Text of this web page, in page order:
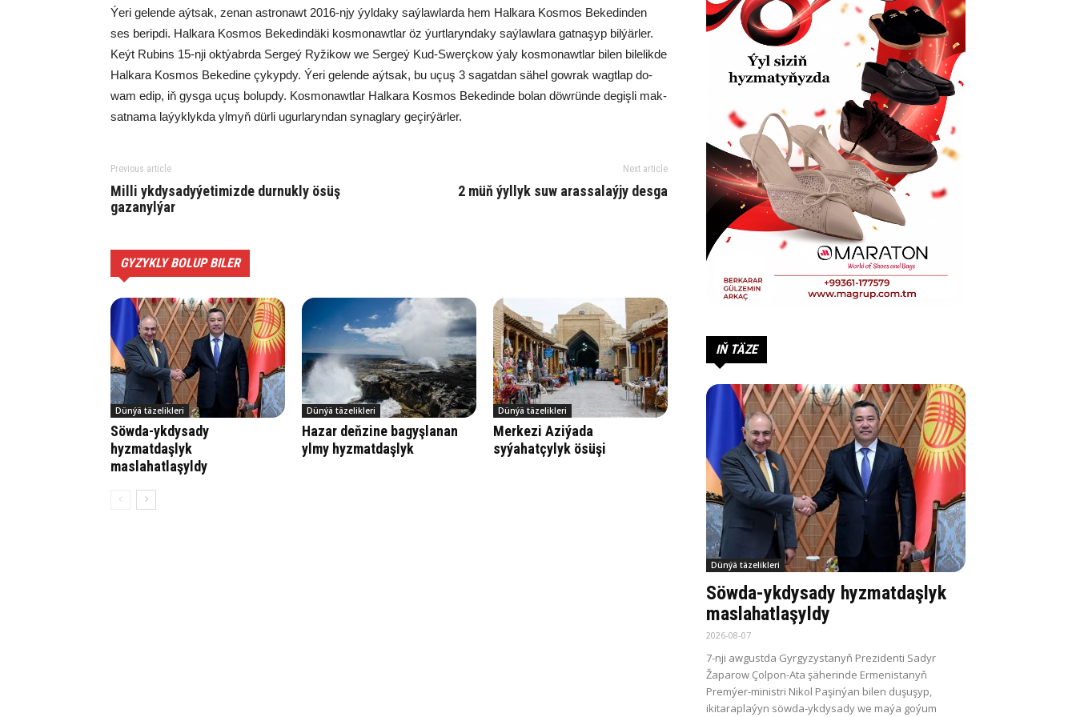
Ýe­ri ge­len­de aýt­sak, ze­nan ast­ro­nawt 2016-njy ýyl­da­ky saý­law­lar­da hem Hal­ka­ra Kos­mos Be­ke­din­den
ses be­rip­di. Hal­ka­ra Kos­mos Be­ke­din­dä­ki kos­mo­nawt­lar öz ýurt­la­ryn­da­ky saý­law­la­ra gat­na­şyp bil­ýär­ler.
Keýt Ru­bins 15-nji okt­ýabr­da Ser­geý Ry­ži­kow we Ser­geý Kud-Swerç­kow ýa­ly kos­mo­nawt­lar bi­len bi­le­lik­de
Hal­ka­ra Kos­mos Be­ke­di­ne çy­kyp­dy­. Ýe­ri ge­len­de aýt­sak, bu uçuş 3 sa­gat­dan sä­hel gow­rak wagt­lap do­
wam edip, iň gys­ga uçuş bo­lup­dy. Kos­mo­nawt­lar Hal­ka­ra Kos­mos Be­ke­din­de bo­lan döw­rün­de de­giş­li mak­
sat­na­ma la­ýyk­lyk­da yl­myň dür­li ugur­la­ryn­dan sy­nag­la­ry ge­çir­ýär­ler.
Previous article
Milli ykdysadyýetimizde durnukly ösüş
gazanylýar
Next article
2 müň ýyl­lyk suw aras­sa­laý­jy des­ga
GYZYKLY BOLUP BILER
Dünýä täzelikleri
Söwda-ykdysady
hyzmatdaşlyk
maslahatlaşyldy
Dünýä täzelikleri
Hazar deňzine bagyşlanan
ylmy hyzmatdaşlyk
Dünýä täzelikleri
Merkezi Aziýada
syýahatçylyk ösüşi
IŇ TÄZE
Dünýä täzelikleri
Söwda-ykdysady hyzmatdaşlyk
maslahatlaşyldy
2026-08-07
7-nji awgustda Gyrgyzystanyň Prezidenti Sadyr
Žaparow Çolpon-Ata şäherinde Ermenistanyň
Premýer-ministri Nikol Paşinýan bilen duşuşyp,
ikitaraplaýyn söwda-ykdysady we maýa goýum